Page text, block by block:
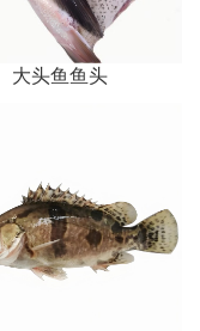
大头鱼鱼头